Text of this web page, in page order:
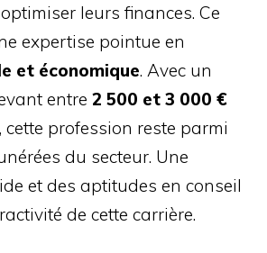
leurs finances. Ce
expertise pointue en
et économique. Avec un
entre 2 500 et 3 000 €
, cette profession reste parmi
du secteur. Une
et des aptitudes en conseil
de cette carrière.